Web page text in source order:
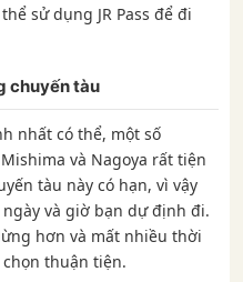
sử dụng JR Pass để đi
chuyến tàu
nhất có thể, một số
và Nagoya rất tiện
tàu này có hạn, vì vậy
và giờ bạn dự định đi.
hơn và mất nhiều thời
thuận tiện.